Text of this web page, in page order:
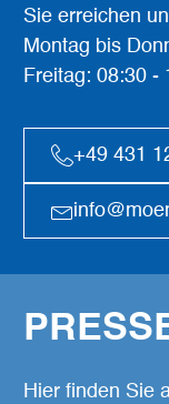
Sie erreichen
Montag bis
Freitag: 08:30 -
+49 431
Hier finden Sie